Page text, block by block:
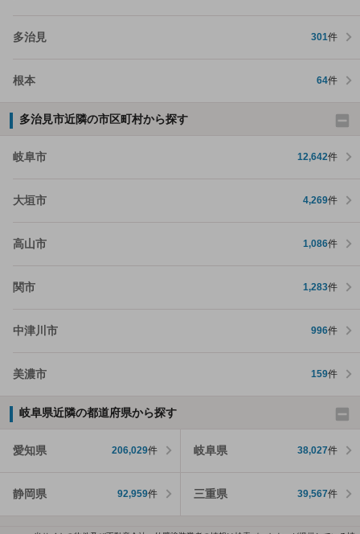
多治見 301件
根本 64件
多治見市近隣の市区町村から探す
岐阜市 12,642件
大垣市 4,269件
高山市 1,086件
関市 1,283件
中津川市 996件
美濃市 159件
岐阜県近隣の都道府県から探す
愛知県 206,029件 岐阜県 38,027件
静岡県 92,959件 三重県 39,567件